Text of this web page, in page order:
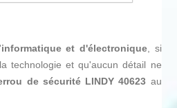
informatique et d'électronique, si
technologie et qu'aucun détail ne
de sécurité LINDY 40623 au